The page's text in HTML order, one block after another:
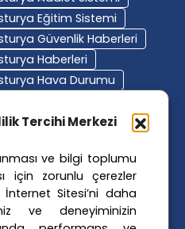
Tercihi Merkezi
ve bilgi toplumu
için zorunlu çerezler
İnternet Sitesi’ni daha
ve deneyiminizin
Eğitim Sistemi
Güvenlik Haberleri
Haberleri
Hava Durumu
Polisi
Polis Soruşturması
Sağlık Sistemi
Siyaseti
Suç Haberleri